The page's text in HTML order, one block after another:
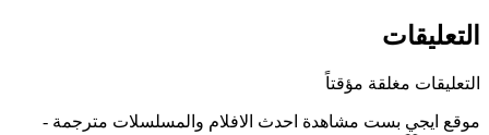
التعليقات
التعليقات مغلقة مؤقتاً
موقع ايجي بست مشاهدة احدث الافلام والمسلسلات مترجمة -